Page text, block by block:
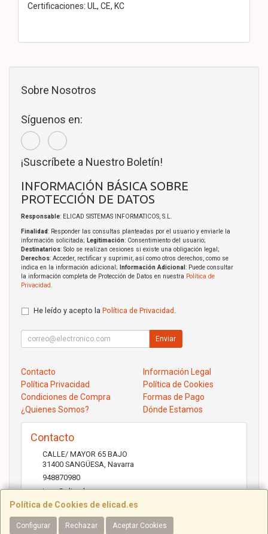
Certificaciones: UL, CE, KC
Política de Cookies de elicad.es
Configurar Rechazar Aceptar Cookies
Sobre Nosotros
Síguenos en:
¡Suscríbete a Nuestro Boletín!
INFORMACIÓN BÁSICA SOBRE
PROTECCIÓN DE DATOS
Responsable: ELICAD SISTEMAS INFORMATICOS, S.L.
Finalidad: Responder las consultas planteadas por el usuario y enviarle la
información solicitada; Legitimación: Consentimiento del usuario;
Destinatarios: Solo se realizan cesiones si existe una obligación legal;
Derechos: Acceder, rectificar y suprimir, así como otros derechos, como se
indica en la información adicional;
Información Adicional : Puede consultar
la información completa de Protección de Datos en nuestra Política de
Privacidad
He leído y acepto la Política de Privacidad
Enviar
Contacto
Información Legal
Política Privacidad
Política de Cookies
Condiciones de Compra
Formas de Pago
¿Quienes Somos?
Dónde Estamos
Contacto
CALLE/ MAYOR 65 BAJO
31400 SANGÜESA Navarra
948870980
jose@elicad.com
Horario